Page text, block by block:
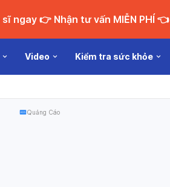
Chat với Bác sĩ ngay 👉 Nhận tư vấn MIỄN PHÍ 👈
Video Kiểm tra sức khỏe
Quảng Cáo